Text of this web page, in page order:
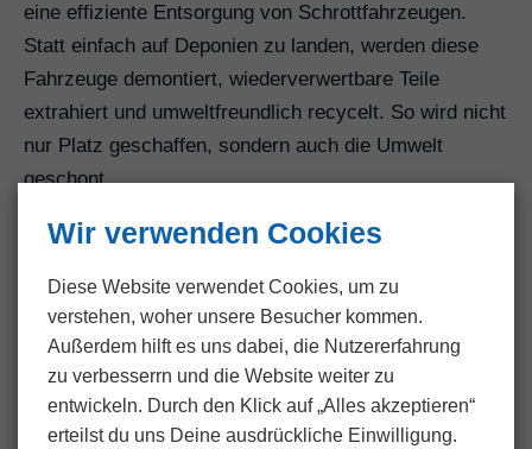
eine effiziente Entsorgung von Schrottfahrzeugen.
Statt einfach auf Deponien zu landen, werden diese
Fahrzeuge demontiert, wiederverwertbare Teile
extrahiert und umweltfreundlich recycelt. So wird nicht
nur Platz geschaffen, sondern auch die Umwelt
geschont.
Nachhaltige Verwertung von
Selbst Fahrzeuge mit Motorschaden werden bei
AUTOPROFI-24 nachhaltig verwertet. Durch die
gezielte Wiederverwertung von noch nutzbaren
Komponenten und den Einsatz umweltschonender
Entsorgungsmethoden minimieren wir die
Wir verwenden Cookies
Diese Website verwendet Cookies, um zu
verstehen, woher unsere Besucher kommen.
Außerdem hilft es uns dabei, die Nutzer­erfahrung
zu verbesserrn und die Website weiter zu
entwickeln. Durch den Klick auf „Alles akzeptieren“
erteilst du uns Deine ausdrückliche Einwilligung.